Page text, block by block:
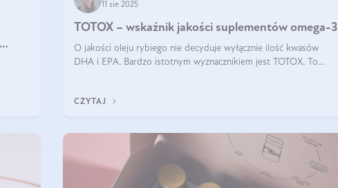
11 sie 2025
TOTOX – wskaźnik jakości suplementów omega-3
O jakości oleju rybiego nie decyduje wyłącznie ilość kwasów
DHA i EPA. Bardzo istotnym wyznacznikiem jest TOTOX. To
CZYTAJ